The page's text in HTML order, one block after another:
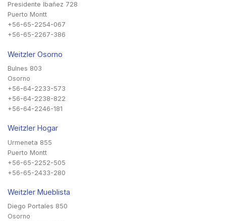
Presidente Ibañez 728
Puerto Montt
+56-65-2254-067
+56-65-2267-386
Weitzler Osorno
Bulnes 803
Osorno
+56-64-2233-573
+56-64-2238-822
+56-64-2246-181
Weitzler Hogar
Urmeneta 855
Puerto Montt
+56-65-2252-505
+56-65-2433-280
Weitzler Mueblista
Diego Portales 850
Osorno